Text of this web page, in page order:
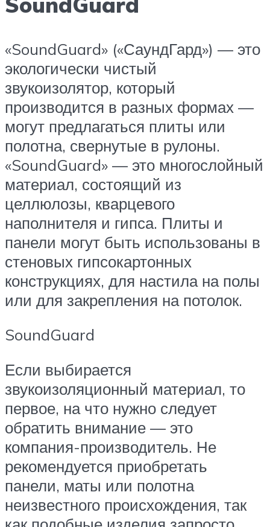
«SoundGuard» («СаундГард») — это
экологически чистый
звукоизолятор, который
производится в разных формах —
могут предлагаться плиты или
полотна, свернутые в рулоны.
«SoundGuard» — это многослойный
материал, состоящий из
целлюлозы, кварцевого
наполнителя и гипса. Плиты и
панели могут быть использованы в
стеновых гипсокартонных
конструкциях, для настила на полы
или для закрепления на потолок.
SoundGuard
Если выбирается
звукоизоляционный материал, то
первое, на что нужно следует
обратить внимание — это
компания-производитель. Не
рекомендуется приобретать
панели, маты или полотна
неизвестного происхождения, так